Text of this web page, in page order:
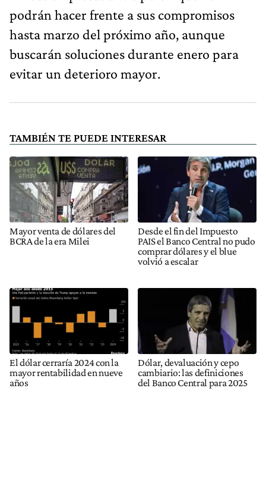
podrán hacer frente a sus compromisos
hasta marzo del próximo año, aunque
buscarán soluciones durante enero para
evitar un deterioro mayor.
TAMBIÉN TE PUEDE INTERESAR
Mayor venta de dólares del
BCRA de la era Milei
Desde el fin del Impuesto
PAIS el Banco Central no pudo
comprar dólares y el blue
volvió a escalar
El dólar cerraría 2024 con la
mayor rentabilidad en nueve
años
Dólar, devaluación y cepo
cambiario: las definiciones
del Banco Central para 2025